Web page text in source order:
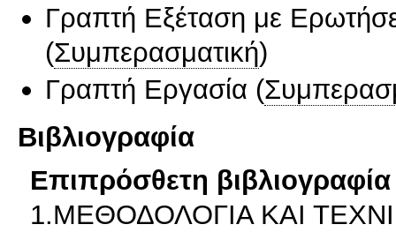
Γραπτή Εξέταση με
(Συμπερασματική)
Γραπτή Εργασία (
Βιβλιογραφία
Επιπρόσθετη βιβλιογραφία
1.ΜΕΘΟΔΟΛΟΓΙΑ ΚΑΙ